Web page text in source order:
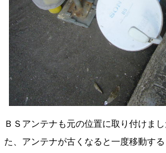
ＢＳアンテナも元の位置に取り付けま
た、アンテナが古くなると一度移動する